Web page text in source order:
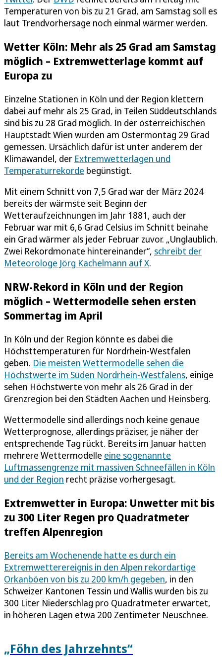
Temperaturen von bis zu 21 Grad, am Samstag soll es
laut Trendvorhersage noch einmal wärmer werden.
Wetter Köln: Mehr als 25 Grad am Samstag
möglich – Extremwetterlage kommt auf
Europa zu
Einzelne Stationen in Köln und der Region klettern
dabei auf mehr als 25 Grad, in Teilen Süddeutschlands
sind bis zu 28 Grad möglich. In der österreichischen
Hauptstadt Wien wurden am Ostermontag 29 Grad
gemessen. Ursächlich dafür ist unter anderem der
Klimawandel, der Extremwetterlagen und
Temperaturrekorde begünstigt.
Mit einem Schnitt von 7,5 Grad war der März 2024
bereits der wärmste seit Beginn der
Wetteraufzeichnungen im Jahr 1881, auch der
Februar war mit 6,6 Grad Celsius im Schnitt beinahe
ein Grad wärmer als jeder Februar zuvor. „Unglaublich.
Zwei Rekordmonate hintereinander“, schreibt der
Meteorologe Jörg Kachelmann auf X.
NRW-Rekord in Köln und der Region
möglich – Wettermodelle sehen ersten
Sommertag im April
In Köln und der Region könnte es dabei die
Höchsttemperaturen für Nordrhein-Westfalen
geben. Die meisten Wettermodelle sehen die
Höchstwerte im Süden Nordrhein-Westfalens, einige
sehen Höchstwerte von mehr als 26 Grad in der
Grenzregion bei den Städten Aachen und Heinsberg.
Wettermodelle sind allerdings noch keine genaue
Wetterprognose, allerdings präziser, je näher der
entsprechende Tag rückt. Bereits im Januar hatten
mehrere Wettermodelle eine sogenannte
Luftmassengrenze mit massiven Schneefällen in Köln
und der Region recht präzise vorhergesagt.
Extremwetter in Europa: Unwetter mit bis
zu 300 Liter Regen pro Quadratmeter
treffen Alpenregion
Bereits am Wochenende hatte es durch ein
Extremwetterereignis in den Alpen rekordartige
Orkanböen von bis zu 200 km/h gegeben, in den
Schweizer Kantonen Tessin und Wallis wurden bis zu
300 Liter Niederschlag pro Quadratmeter erwartet,
in höheren Lagen etwa 200 Zentimeter Neuschnee.
„Föhn des Jahrzehnts“